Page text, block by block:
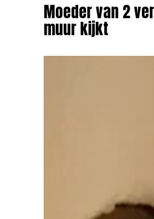
Moeder van 2
muur kijkt